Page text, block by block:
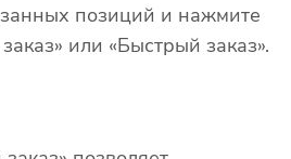
позиций и нажмите
или «Быстрый заказ».